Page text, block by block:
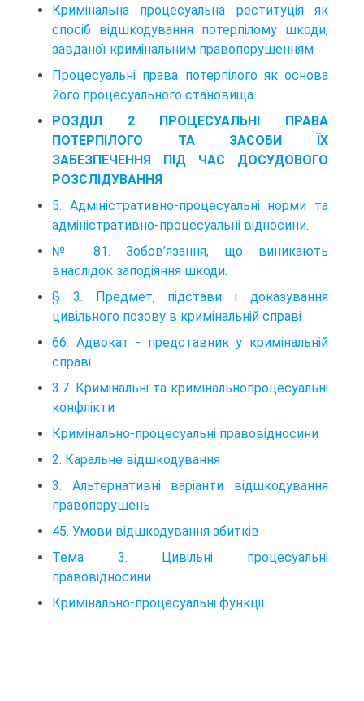
Кримінальна процесуальна реституція як
спосіб відшкодування потерпілому шкоди,
завданої кримінальним правопорушенням
Процесуальні права потерпілого як основа
його процесуального становища
РОЗДІЛ 2 ПРОЦЕСУАЛЬНІ ПРАВА
ПОТЕРПІЛОГО ТА ЗАСОБИ ЇХ
ЗАБЕЗПЕЧЕННЯ ПІД ЧАС ДОСУДОВОГО
РОЗСЛІДУВАННЯ
5. Адміністративно-процесуальні норми та
адміністративно-процесуальні відносини.
№ 81. Зобов’язання, що виникають
внаслідок заподіяння шкоди.
§ 3. Предмет, підстави і доказування
цивільного позову в кримінальній справі
66. Адвокат - представник у кримінальній
справі
3.7. Кримінальні та кримінальнопроцесуальні
конфлікти
Кримінально-процесуальні правовідносини
2. Каральне відшкодування
3. Альтернативні варіанти відшкодування
правопорушень
45. Умови відшкодування збитків
Тема 3. Цивільні процесуальні
правовідносини
Кримінально-процесуальні функції